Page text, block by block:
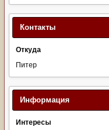
Контакты
Откуда
Питер
Информация
Интересы